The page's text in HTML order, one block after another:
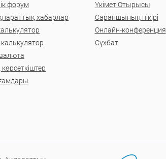
форум
хабарлар
калькулятор
Үкімет Отырысы
Сарапшының пікірі
Онлайн-конференция
Сұхбат